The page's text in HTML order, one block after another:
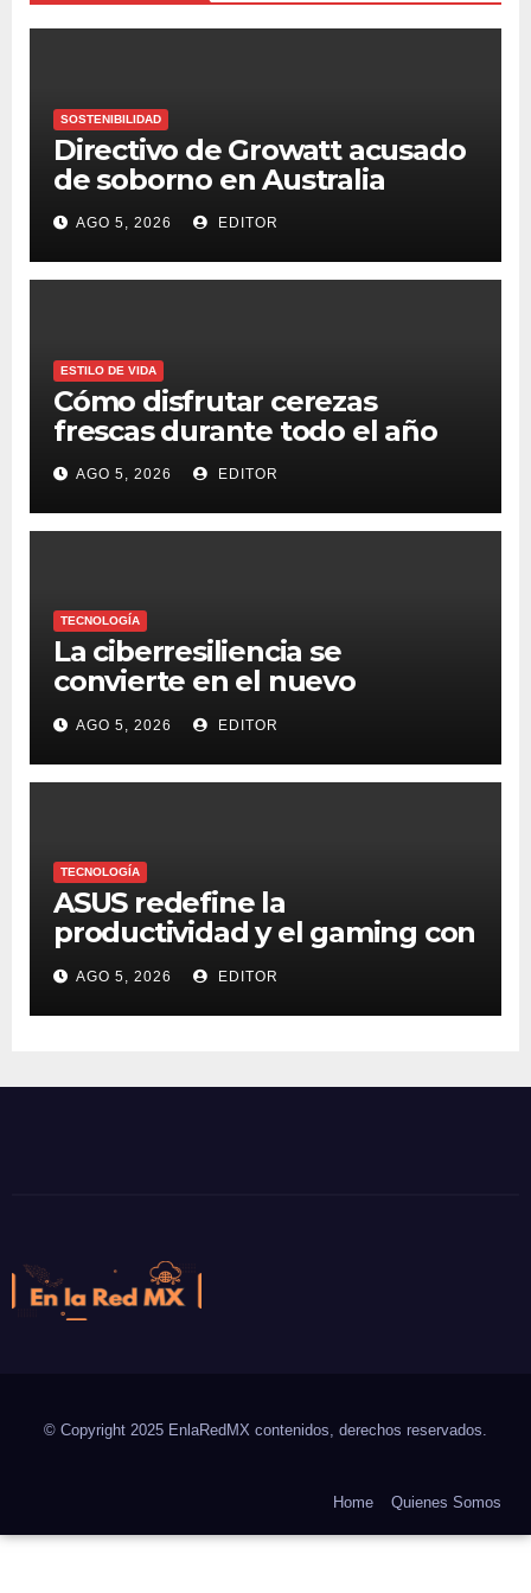
SOSTENIBILIDAD
Directivo de Growatt acusado
de soborno en Australia
AGO 5, 2026 EDITOR
ESTILO DE VIDA
Cómo disfrutar cerezas
frescas durante todo el año
AGO 5, 2026 EDITOR
TECNOLOGÍA
La ciberresiliencia se
convierte en el nuevo
estándar para proteger a las
organizaciones frente al
ransomware
AGO 5, 2026 EDITOR
TECNOLOGÍA
ASUS redefine la
productividad y el gaming con
la experiencia Duo
AGO 5, 2026 EDITOR
© Copyright 2025 EnlaRedMX contenidos, derechos reservados.
Home Quienes Somos